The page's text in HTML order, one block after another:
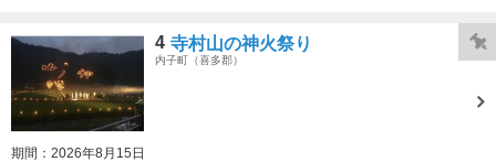
4 寺村山の神火祭り
内子町（喜多郡）
期間： 2026年8月15日